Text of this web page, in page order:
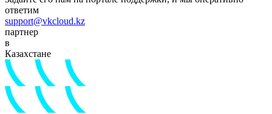
ответим
support@vkcloud.kz
партнер
в
Казахстане